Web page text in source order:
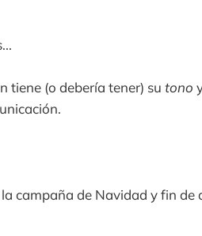
tiene (o debería tener) su tono
campaña de Navidad y fin de